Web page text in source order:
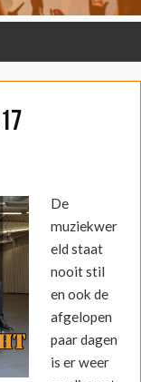
De
muziekwer
eld staat
nooit stil
en ook de
afgelopen
paar dagen
is er weer